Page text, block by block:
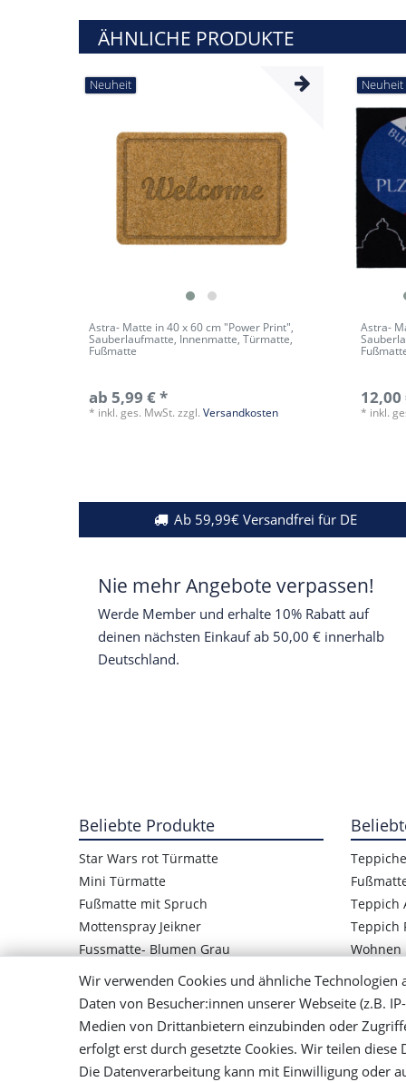
ÄHNLICHE PRODUKTE
Neuheit
Astra- Matte in 40 x 60 cm "Power Print",
Sauberlaufmatte, Innenmatte, Türmatte,
Fußmatte
ab 5,99 € *
* inkl. ges. MwSt. zzgl.Versandkosten
Neuheit
Astra-
12,00
* inkl.
Ab 59,99€ Versandfrei für DE
Nie mehr Angebote verpassen!
Werde Member und erhalte 10% Rabatt auf
deinen nächsten Einkauf ab 50,00 € innerhalb
Deutschland.
Beliebte Produkte
Star Wars rot Türmatte
Mini Türmatte
Fußmatte mit Spruch
Mottenspray Jeikner
Fussmatte- Blumen Grau
Star Wars Logo Türmatte
Kinder Fußmatte Frosch
Mensch ärger Dich nicht Teppich
Bunter Teppich Handgewebt
Teppiche
Teppich
Teppich
Wohnen
Wir verwenden Cookies und ähnliche
Daten von Besucher:innen unserer Webseite (z.B.
Medien von Drittanbietern einzubinden oder
erfolgt erst durch gesetzte Cookies. Wir teilen
Die Datenverarbeitung kann mit Einwilligung oder